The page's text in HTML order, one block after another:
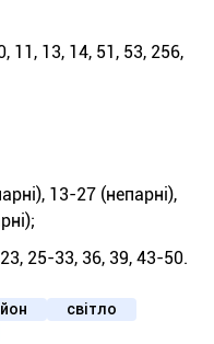
11, 13, 14, 51, 53, 256,
13-27 (непарні),
25-33, 36, 39, 43-50.
світло